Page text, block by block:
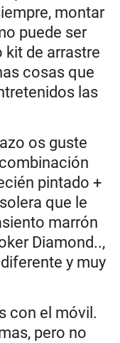
montar
puede ser
kit de arrastre
cosas que
las
os guste
pintado +
que le
marrón
Diamond..,
y muy
con el móvil.
pero no